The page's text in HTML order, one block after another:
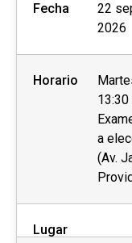
Fecha
22
2026
Horario
13:30
a
(Av.
Lugar